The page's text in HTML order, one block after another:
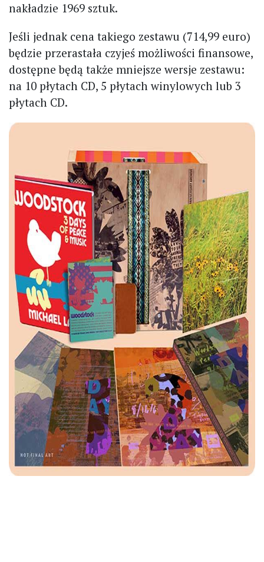
nakładzie 1969 sztuk.
Jeśli jednak cena takiego zestawu (714,99 euro)
będzie przerastała czyjeś możliwości finansowe,
dostępne będą także mniejsze wersje zestawu:
na 10 płytach CD, 5 płytach winylowych lub 3
płytach CD.